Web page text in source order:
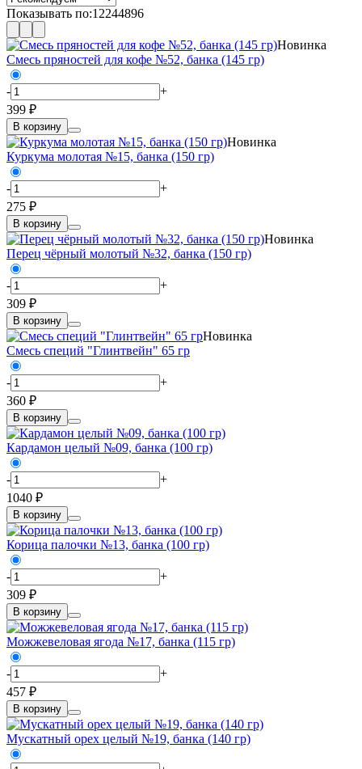
Показывать по:12244896
Новинка
Смесь пряностей для кофе №52, банка (145 гр)
-
+
399 ₽
В корзину
Новинка
Куркума молотая №15, банка (150 гр)
-
+
275 ₽
В корзину
Новинка
Перец чёрный молотый №32, банка (150 гр)
-
+
309 ₽
В корзину
Новинка
Смесь специй "Глинтвейн" 65 гр
-
+
360 ₽
В корзину
Кардамон целый №09, банка (100 гр)
-
+
1040 ₽
В корзину
Корица палочки №13, банка (100 гр)
-
+
309 ₽
В корзину
Можжевеловая ягода №17, банка (115 гр)
-
+
457 ₽
В корзину
Мускатный орех целый №19, банка (140 гр)